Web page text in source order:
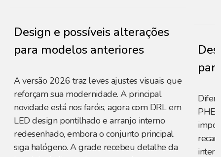
Design e possíveis alterações
para modelos anteriores
A versão 2026 traz leves ajustes visuais que
reforçam sua modernidade. A principal
novidade está nos faróis, agora com DRL em
LED design pontilhado e arranjo interno
redesenhado, embora o conjunto principal
siga halógeno. A grade recebeu detalhe da